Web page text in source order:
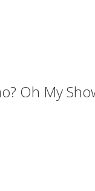
Oh My